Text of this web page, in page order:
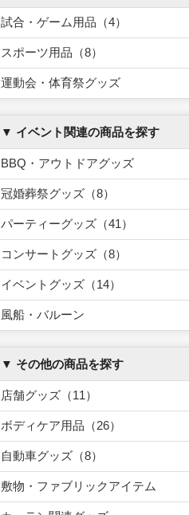
試合・ゲーム用品（4）
スポーツ用品（8）
運動会・体育祭グッズ
▼ イベント関連の商品を探す
BBQ・アウトドアグッズ
冠婚葬祭グッズ（8）
パーティーグッズ（41）
コンサートグッズ（8）
イベントグッズ（14）
風船・バルーン
▼ その他の商品を探す
店舗グッズ（11）
ボディケア用品（26）
自動車グッズ（8）
敷物・ファブリックアイテム